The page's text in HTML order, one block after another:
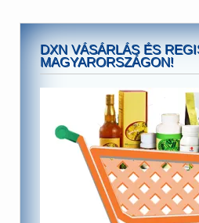
DXN VÁSÁRLÁS ÉS
MAGYARORSZÁGON!